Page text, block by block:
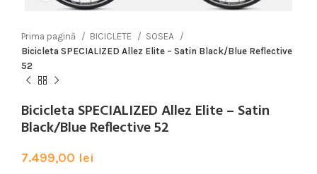
Prima pagină BICICLETE
SOSEA
Bicicleta SPECIALIZED Allez Elite – Satin Black/Blue Reflective
52
Bicicleta SPECIALIZED Allez Elite – Satin
Black/Blue Reflective 52
7.499,00 lei